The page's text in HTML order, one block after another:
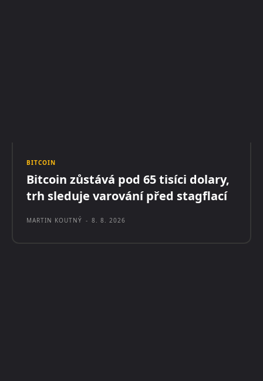
BITCOIN
Bitcoin zůstává pod 65 tisíci dolary,
trh sleduje varování před stagflací
MARTIN KOUTNÝ - 8. 8. 2026